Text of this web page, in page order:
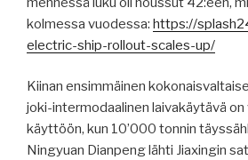
kolmessa vuodessa: https://
electric-ship-rollout-scales-up/
Kiinan ensimmäinen
joki-intermodaalinen laivakäytävä
käyttöön, kun 10’000 tonnin
Ningyuan Dianpeng lähti Jiaxingin